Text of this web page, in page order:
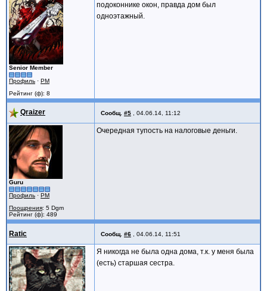
Senior Member
Профиль · PM
Рейтинг (ф): 8
подоконнике окон, правда дом был
одноэтажный.
Qraizer Сообщ. #5 04.06.14, 11:12
Guru
Профиль · PM
Поощрения: 5 Dgm
Рейтинг (ф): 489
Очередная тупость на налоговые деньги.
Ratic Сообщ. #6 04.06.14, 11:51
Я никогда не была одна дома, т.к. у меня была
(есть) старшая сестра.